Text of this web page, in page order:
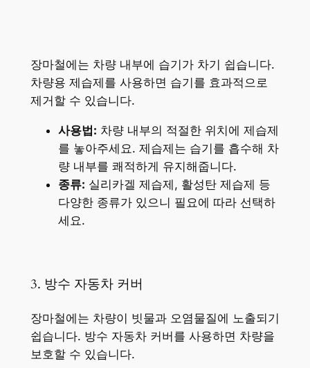
장마철에는 차량 내부에 습기가 차기 쉽습니다.
차량용 제습제를 사용하면 습기를 효과적으로
제거할 수 있습니다.
사용법: 차량 내부의 적절한 위치에 제습제
를 놓아주세요. 제습제는 습기를 흡수해 차
량 내부를 쾌적하게 유지해줍니다.
종류: 실리카겔 제습제, 활성탄 제습제 등
다양한 종류가 있으니 필요에 따라 선택하
세요.
3. 방수 자동차 커버
장마철에는 차량이 빗물과 오염물질에 노출되기
쉽습니다. 방수 자동차 커버를 사용하면 차량을
보호할 수 있습니다.